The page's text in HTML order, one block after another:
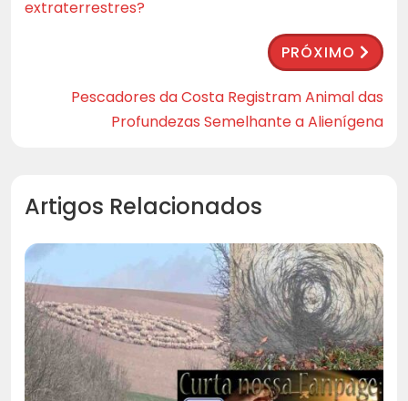
extraterrestres?
PRÓXIMO
Pescadores da Costa Registram Animal das
Profundezas Semelhante a Alienígena
Artigos Relacionados